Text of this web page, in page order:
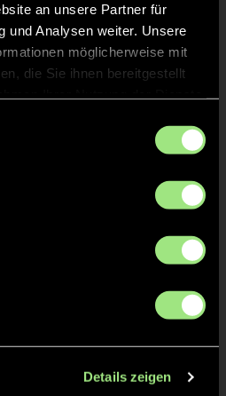
an unsere Partner für
und Analysen weiter. Unsere
möglicherweise mit
die Sie ihnen bereitgestellt
Details zeigen
MarieS. 20